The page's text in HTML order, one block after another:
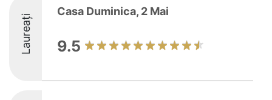
Laureați
Casa Duminica, 2 Mai
9.5